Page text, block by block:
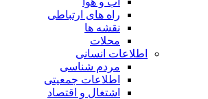
راه های ارتباطی
نقشه ها
محلات
اطلاعات انسانی
مردم شناسی
اطلاعات جمعیتی
اشتغال و اقتصاد